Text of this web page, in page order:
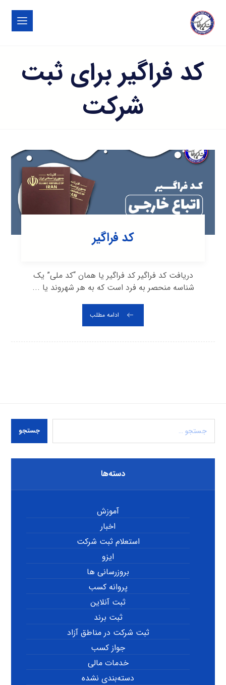
کد فراگیر برای ثبت
شرکت
کد فراگیر
دریافت کد فراگیر کد فراگیر یا همان “کد ملی” یک
شناسه منحصر به فرد است که به هر شهروند یا ...
ادامه مطلب
جستجو
دسته‌ها
آموزش
اخبار
استعلام ثبت شرکت
ایزو
بروزرسانی ها
پروانه کسب
ثبت آنلاین
ثبت برند
ثبت شرکت در مناطق آزاد
جواز کسب
خدمات مالی
دسته‌بندی نشده